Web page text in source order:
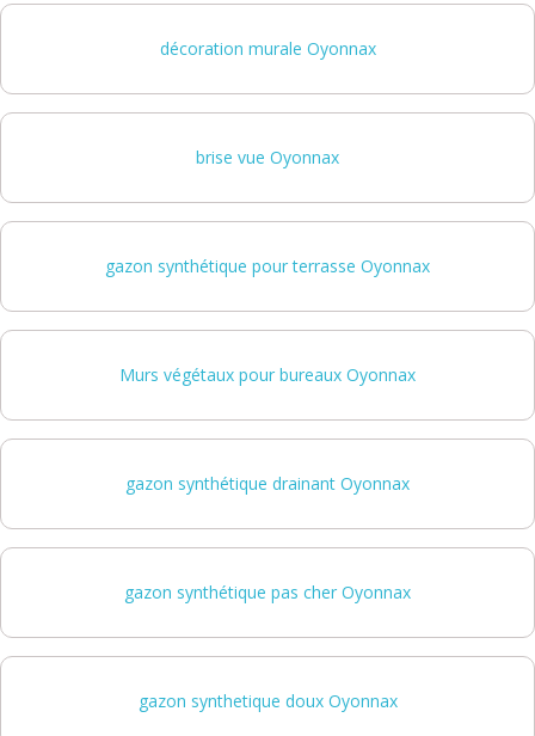
décoration murale Oyonnax
brise vue Oyonnax
gazon synthétique pour terrasse Oyonnax
Murs végétaux pour bureaux Oyonnax
gazon synthétique drainant Oyonnax
gazon synthétique pas cher Oyonnax
gazon synthetique doux Oyonnax